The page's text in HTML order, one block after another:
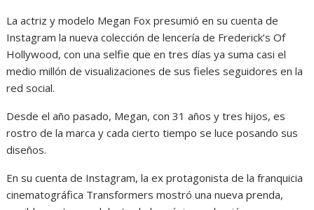
La actriz y modelo Megan Fox presumió en su cuenta de
Instagram la nueva colección de lencería de Frederick’s Of
Hollywood, con una selfie que en tres días ya suma casi el
medio millón de visualizaciones de sus fieles seguidores en la
red social.
Desde el año pasado, Megan, con 31 años y tres hijos, es
rostro de la marca y cada cierto tiempo se luce posando sus
diseños.
En su cuenta de Instagram, la ex protagonista de la franquicia
cinematográfica Transformers mostró una nueva prenda,